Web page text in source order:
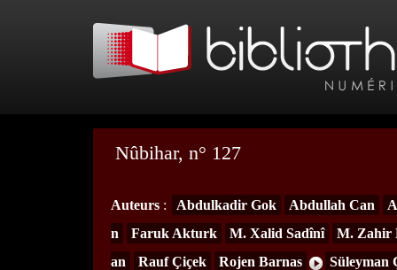
Nûbihar, n° 127
Auteurs : Abdulkadir Gok Abdullah Can
n
Faruk Akturk M. Xalid Sadînî
M. Zahir
an
Rauf Çiçek Rojen Barnas
Süleyman